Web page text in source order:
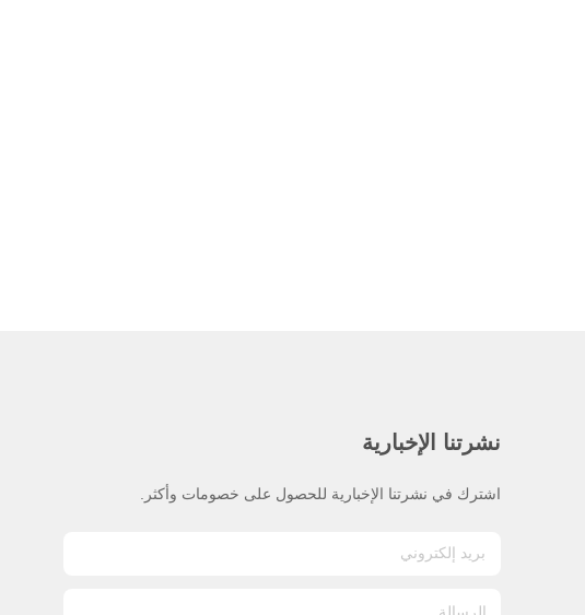
نشرتنا الإخبارية
اشترك في نشرتنا الإخبارية للحصول على خصومات وأكثر.